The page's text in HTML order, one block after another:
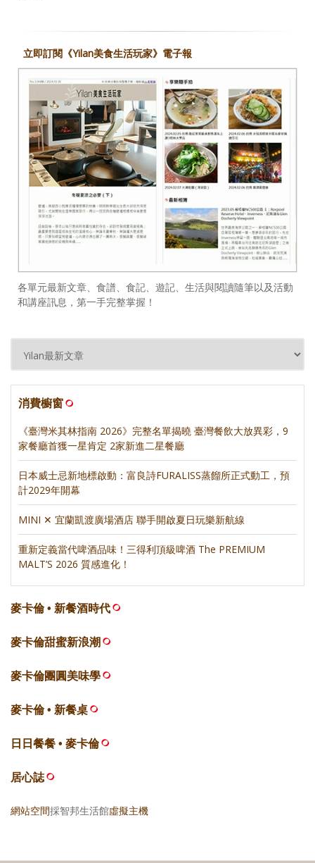
立即訂閱《Yilan美食生活玩家》電子報
各單元最新文章、食譜、食記、遊記、生活與閱讀隨筆以及活動
和講座訊息，第一手完整掌握！
消費櫥窗
《臺灣米其林指南 2026》完整名單揭曉 臺灣餐飲大放異彩，9
家餐廳首獲一星肯定 2家新進二星餐廳
日本威士忌新地標啟動：富良詩FURALISS蒸餾所正式動工，預
計2029年開幕
MINI ✕ 宜蘭凱渡廣場酒店 聯手開啟夏日玩樂新航線
重新定義當代啤酒品味！三得利頂級啤酒 The PREMIUM
MALT’S 2026 質感進化！
麥卡倫 • 新餐酒時代
麥卡倫甜蜜新浪潮
麥卡倫團圓美味學
麥卡倫 • 新餐桌
日日餐餐 • 麥卡倫
居心誌
網站空間採智邦生活館虛擬主機